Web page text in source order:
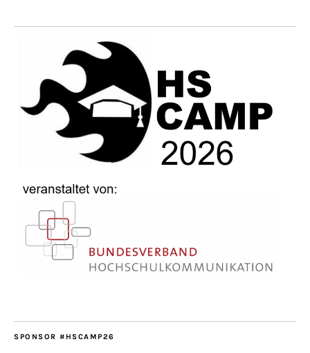
SPONSOR #HSCAMP26